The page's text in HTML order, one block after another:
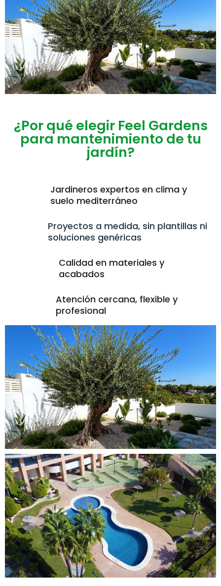
¿Por qué elegir Feel Gardens
para mantenimiento de tu
jardín?
Jardineros expertos en clima y
suelo mediterráneo
Proyectos a medida, sin plantillas ni
soluciones genéricas
Calidad en materiales y
acabados
Atención cercana, flexible y
profesional